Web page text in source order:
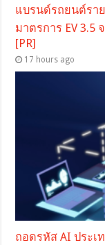
แบรนด์รถยนต์รา
มาตรการ EV 3.5
[PR]
17 hours ago
ถอดรหัส AI ประเ